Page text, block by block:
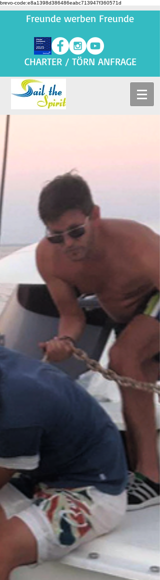
brevo-code:e8a1398d386486eabc713947f360571d
Freunde werben Freunde
CHARTER / TÖRN ANFRAGE